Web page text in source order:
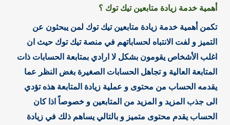
أهمية خدمة زيادة متابعين تيك توك ؟
تكمن أهمية خدمة زيادة متابعين تيك توك لمن يبحثون عن
التميز و لفت الانتباه لحساباتهم في منصة تيك توك حيث ان
اغلب الأشخاص يقومون بشكل لا ارادي بمتابعة الحسابات ذات
المتابعة العالية و تجاهل الحسابات الصغيرة بغض النظر عما
يقدمه الحساب من محتوى و عملية زيادة المتابعة هذه تؤدي
الى جذب المزيد و المزيد من المتابعين و خصوصاً اذا كان
الحساب يقدم محتوى متميز و بالتالي يساهم ذلك في زيادة